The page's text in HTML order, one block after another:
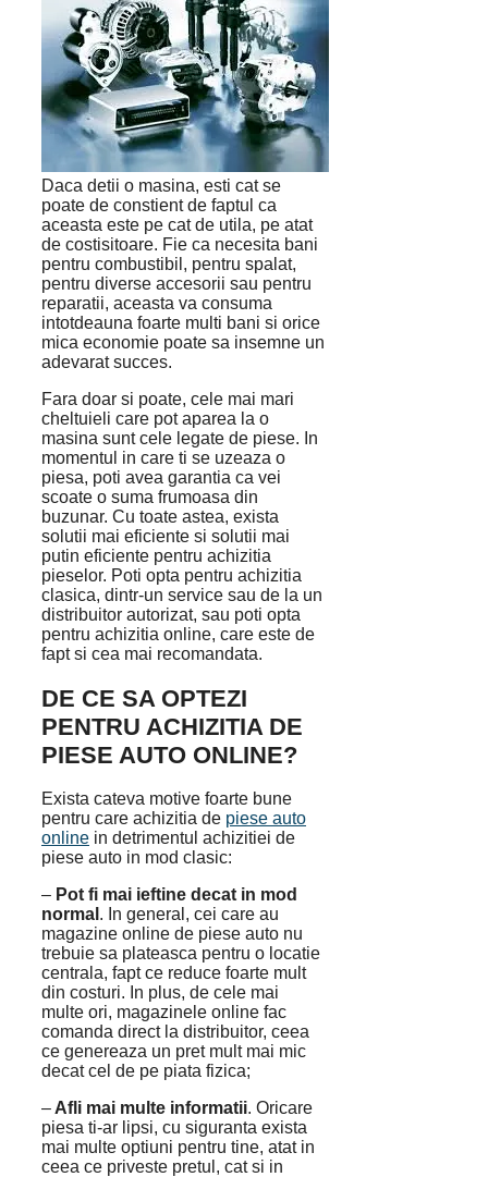
Daca detii o masina, esti cat se
poate de constient de faptul ca
aceasta este pe cat de utila, pe atat
de costisitoare. Fie ca necesita bani
pentru combustibil, pentru spalat,
pentru diverse accesorii sau pentru
reparatii, aceasta va consuma
intotdeauna foarte multi bani si orice
mica economie poate sa insemne un
adevarat succes.
Fara doar si poate, cele mai mari
cheltuieli care pot aparea la o
masina sunt cele legate de piese. In
momentul in care ti se uzeaza o
piesa, poti avea garantia ca vei
scoate o suma frumoasa din
buzunar. Cu toate astea, exista
solutii mai eficiente si solutii mai
putin eficiente pentru achizitia
pieselor. Poti opta pentru achizitia
clasica, dintr-un service sau de la un
distribuitor autorizat, sau poti opta
pentru achizitia online, care este de
fapt si cea mai recomandata.
DE CE SA OPTEZI
PENTRU ACHIZITIA DE
PIESE AUTO ONLINE?
Exista cateva motive foarte bune
pentru care achizitia de piese auto
online in detrimentul achizitiei de
piese auto in mod clasic:
– Pot fi mai ieftine decat in mod
normal . In general, cei care au
magazine online de piese auto nu
trebuie sa plateasca pentru o locatie
centrala, fapt ce reduce foarte mult
din costuri. In plus, de cele mai
multe ori, magazinele online fac
comanda direct la distribuitor, ceea
ce genereaza un pret mult mai mic
decat cel de pe piata fizica;
– Afli mai multe informatii. Oricare
piesa ti-ar lipsi, cu siguranta exista
mai multe optiuni pentru tine, atat in
ceea ce priveste pretul, cat si in